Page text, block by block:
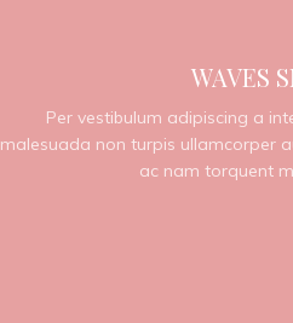
WAVES
Per vestibulum adipiscing a
malesuada non turpis ullamcorper
ac nam torquent